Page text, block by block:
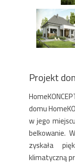
Projekt
domu
w jego
belkowanie.
zyskała
klimatyczną